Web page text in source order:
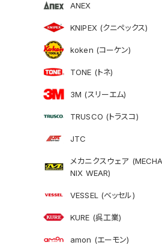
ANEX
KNIPEX (クニペックス)
koken (コーケン)
TONE (トネ)
3M (スリーエム)
TRUSCO (トラスコ)
JTC
メカニクスウェア (MECHA
NIX WEAR)
VESSEL (ベッセル)
KURE (呉工業)
amon (エーモン)